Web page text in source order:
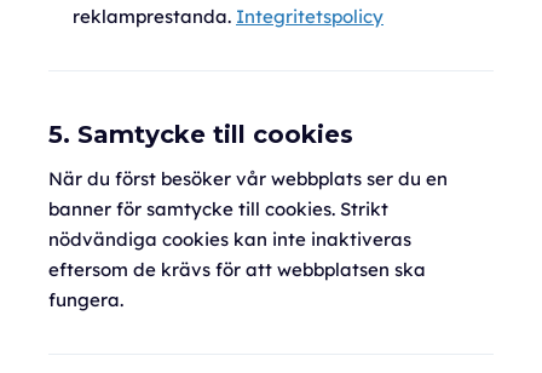
reklamprestanda. Integritetspolicy
5. Samtycke till cookies
När du först besöker vår webbplats ser du en
banner för samtycke till cookies. Strikt
nödvändiga cookies kan inte inaktiveras
eftersom de krävs för att webbplatsen ska
fungera.